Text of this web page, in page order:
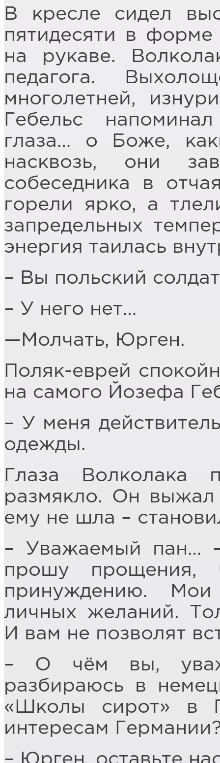
В кресле сидел
пятидесяти в
на рукаве.
педагога.
многолетней,
Гебельс
глаза… о Боже,
насквозь, они
собеседника в
горели ярко, а
запредельных
энергия таилась
– Вы польский
– У него нет…
—Молчать, Юрген.
Поляк-еврей
на самого Йозефа
– У меня
одежды.
Глаза Волколака
размякло. Он выжал
ему не шла –
– Уважаемый пан…
прошу прощения,
принуждению.
личных желаний.
И вам не позволят
– О чём вы,
разбираюсь в
«Школы сирот» в
интересам
– Юрген, оставьте